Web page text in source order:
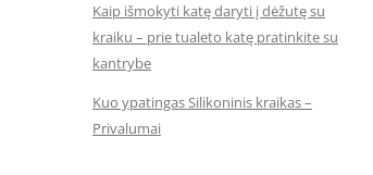
Kaip išmokyti katę daryti į dėžutę su
kraiku – prie tualeto katę pratinkite su
kantrybe
Kuo ypatingas Silikoninis kraikas –
Privalumai